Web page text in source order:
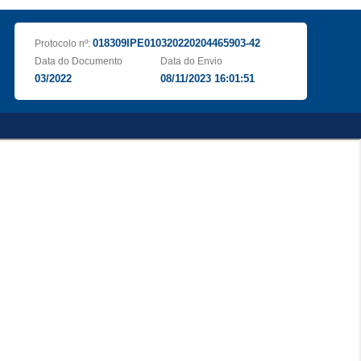
Protocolo nº: 018309IPE010320220204465903-42
Data do Documento
03/2022
Data do Envio
08/11/2023 16:01:51